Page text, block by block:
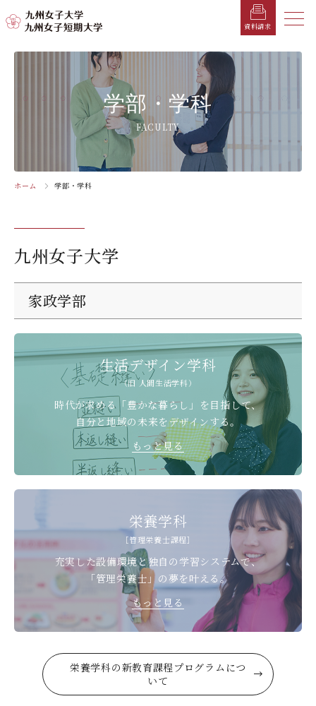
資料請求 メニ
メ
る
受験生の方へ
在学生の方へ
卒業生の方へ
保護者の方へ
お知らせ
総合案内
学長メッセージ
キャンパスマップ・施設紹介
教育理念・学則
採用情報
公式SNS
地域教育実践研究センター
学部・学科
九州女子大学
人間科学部
児童・幼児教育学科（旧 人間発達学科 人間発達
攻）
人間科学研究科
人間科学専攻（修士課程）
学部・学科
九州女子短期大学
子ども健康学科
専攻科
子ども健康学専攻
教員検索
学生生活
キャンパスカレンダー
奨学金
学生サポート
就職情報
就職活動年間スケジュール
就職対策講座・ガイダンス
就職・キャリア支援
北九州市の企業情報・求人情報
対象者別
入試情報
入学試験要項・提出書類
入試日程・科目
出願方法
オープンキャンパス
大学見学
進路相談会案内
出前授業（高校生向け）
よくある質問
大規模災害により被災した本入学への特別措置
交通アクセス
施設・設備360°ストリートビュー
学部・学科
FACULTY
ホーム 学部・学科
九州女子大学
家政学部
生活デザイン学科
（旧 人間生活学科）
時代が求める「豊かな暮らし」を目指して、
自分と地域の未来をデザインする。
もっと見る
栄養学科
［管理栄養士課程］
充実した設備環境と独自の学習システムで、
「管理栄養士」の夢を叶える。
もっと見る
栄養学科の新教育課程プログラムにつ
いて